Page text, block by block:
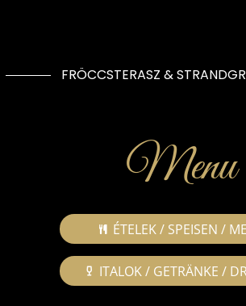
FRÖCCSTERASZ &
Menu
ÉTELEK / SPEISEN /
ITALOK / GETRÄNKE /